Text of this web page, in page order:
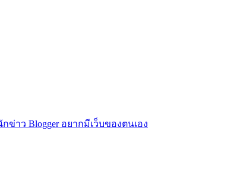
าว Blogger อยากมีเว็บของตนเอง